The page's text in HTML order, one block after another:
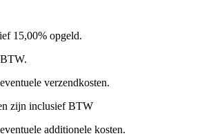
15,00% opgeld.
verzendkosten.
zijn inclusief BTW
additionele kosten.